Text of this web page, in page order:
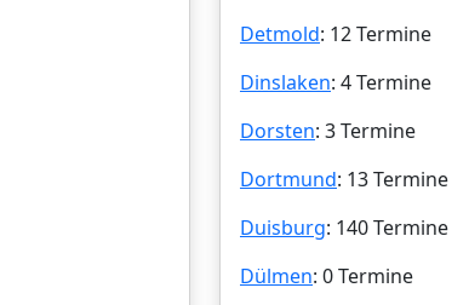
Detmold: 12 Termine
Dinslaken: 4 Termine
Dorsten: 3 Termine
Dortmund: 13 Termine
Duisburg: 140 Termine
Dülmen: 0 Termine